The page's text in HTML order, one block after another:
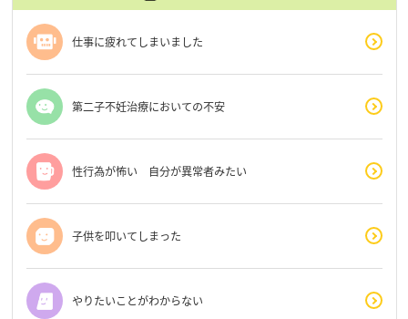
仕事に疲れてしまいました
第二子不妊治療においての不安
性行為が怖い 自分が異常者みたい
子供を叩いてしまった
やりたいことがわからない